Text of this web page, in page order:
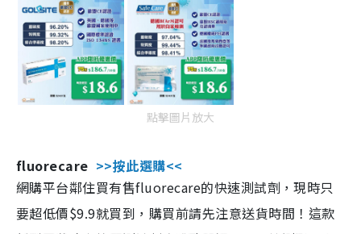
點擊圖片放大
fluorecare >>按此選購<<
網購平台鄰住買有售fluorecare的快速測試劑，現時只
要超低價$9.9就買到，購買前請先注意送貨時間！這款